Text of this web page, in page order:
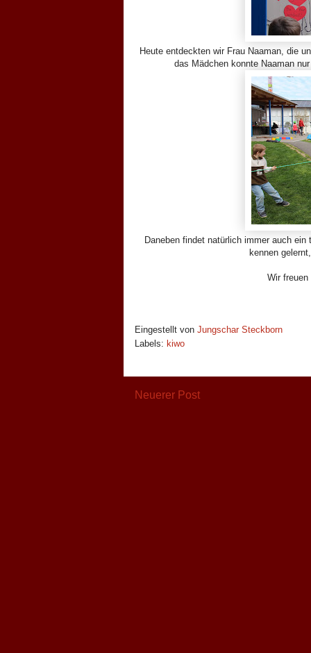
Heute entdeckten wir Frau Naaman, die
das Mädchen konnte Naaman
Daneben findet natürlich immer auch
kennen
Wir
Eingestellt von Jungschar Steckborn
Labels: kiwo
Neuerer Post